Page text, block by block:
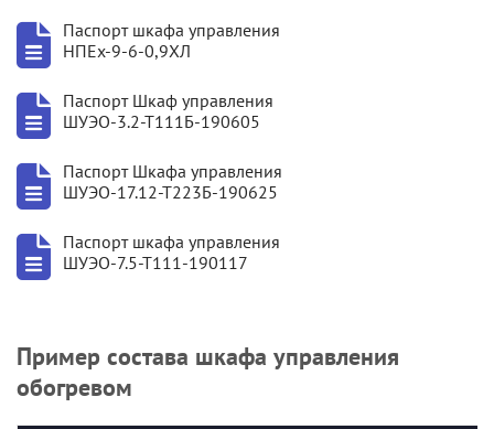
Паспорт шкафа управления
НПEx-9-6-0,9ХЛ
Паспорт Шкаф управления
ШУЭО-3.2-Т111Б-190605
Паспорт Шкафа управления
ШУЭО-17.12-Т223Б-190625
Паспорт шкафа управления
ШУЭО-7.5-Т111-190117
Пример состава шкафа управления
обогревом